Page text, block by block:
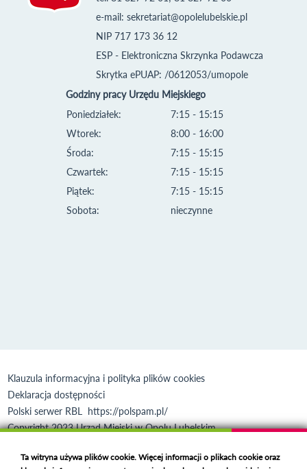
e-mail: sekretariat@opolelubelskie.pl
NIP 717 173 36 12
ESP - Elektroniczna Skrzynka Podawcza
Skrytka ePUAP: /0612053/umopole
Godziny pracy Urzędu Miejskiego
Poniedziałek:
Wtorek:
Środa:
Czwartek:
Piątek:
Sobota:
7:15 - 15:15
8:00 - 16:00
7:15 - 15:15
7:15 - 15:15
7:15 - 15:15
nieczynne
Klauzula informacyjna i polityka plików cookies
Deklaracja dostępności
Polski serwer RBL https://polspam.pl/
Copyright 2023 Urząd Miejski w Opolu Lubelskim
Ta witryna używa plików cookie. Więcej informacji o plikach cookie oraz